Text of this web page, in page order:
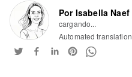
Por Isabella Naef
cargando...
Automated translation